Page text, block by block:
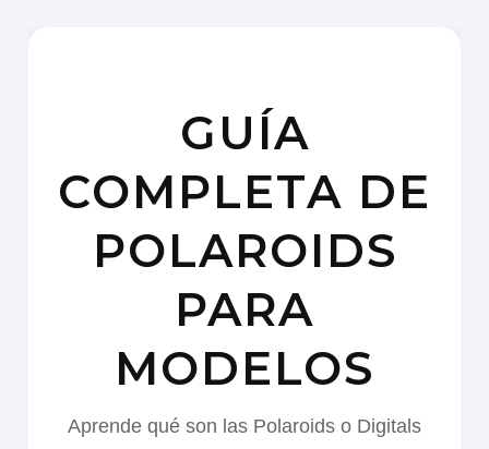
GUÍA
COMPLETA DE
POLAROIDS
PARA
MODELOS
Aprende qué son las Polaroids o Digitals